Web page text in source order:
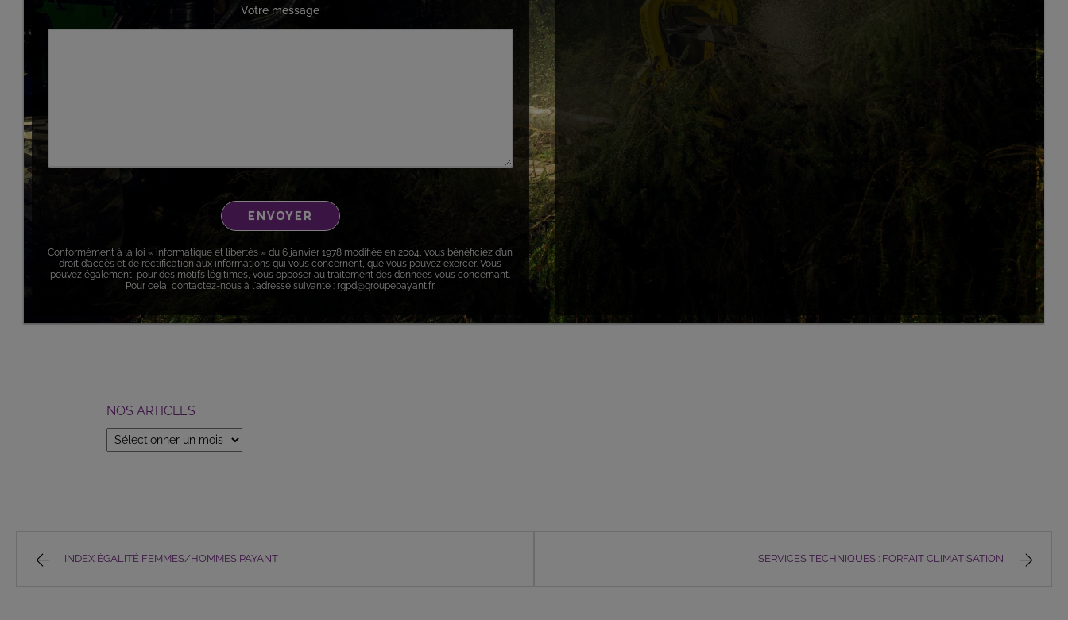
Votre message
Conformément à la loi « informatique et libertés » du 6 janvier 1978 modifiée en 2004, vous bénéficiez d’un
droit d’accès et de rectification aux informations qui vous concernent, que vous pouvez exercer. Vous
pouvez également, pour des motifs légitimes, vous opposer au traitement des données vous concernant.
Pour cela, contactez-nous à l'adresse suivante : rgpd@groupepayant.fr.
NOS ARTICLES :
NOS
INDEX ÉGALITÉ FEMMES/HOMMES PAYANT SERVICES TECHNIQUES : FORFAIT CLIMATISATION